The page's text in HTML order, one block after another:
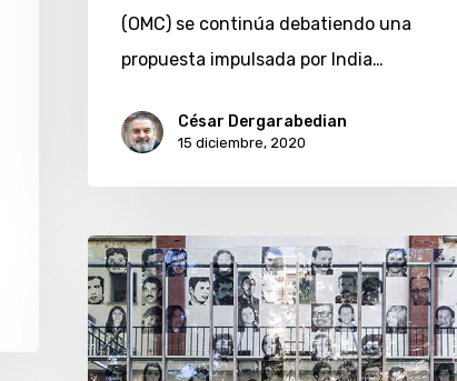
(OMC) se continúa debatiendo una
propuesta impulsada por India…
César Dergarabedian
15 diciembre, 2020
Más
de
350.000
personas